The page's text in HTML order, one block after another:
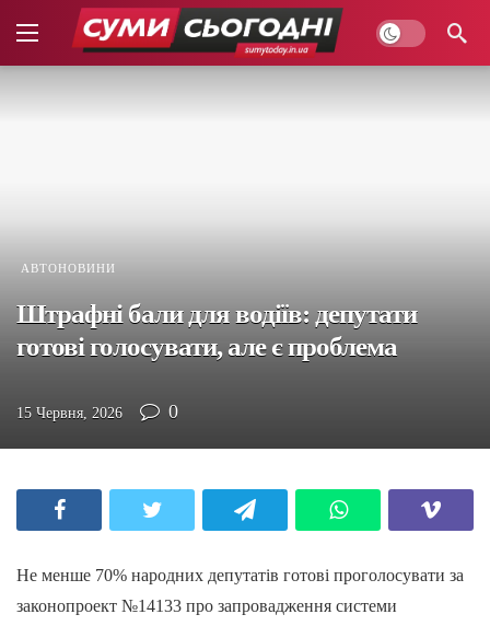
АВТОНОВИНИ
Штрафні бали для водіїв: депутати
готові голосувати, але є проблема
15 Червня, 2026 0
Не менше 70% народних депутатів готові проголосувати за
законопроект №14133 про запровадження системи